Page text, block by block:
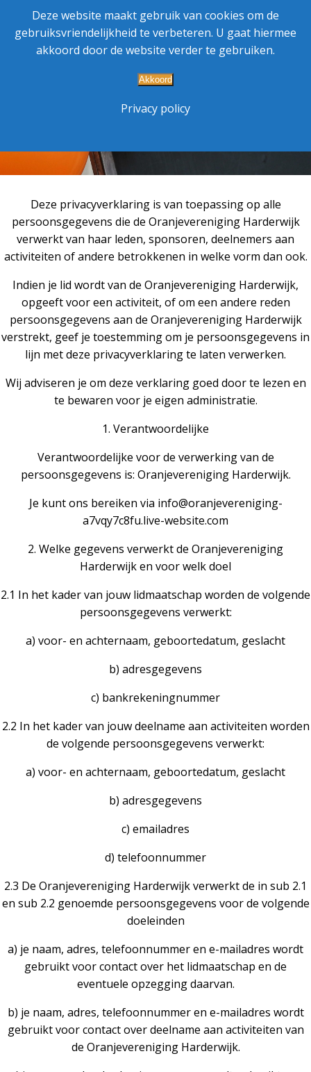
naar
de
inhoud
Oranjevereniging Harderwijk
Deze privacyverklaring is van toepassing op alle
persoonsgegevens die de Oranjevereniging Harderwijk
verwerkt van haar leden, sponsoren, deelnemers aan
activiteiten of andere betrokkenen in welke vorm dan ook.
Indien je lid wordt van de Oranjevereniging Harderwijk,
opgeeft voor een activiteit, of om een andere reden
persoonsgegevens aan de Oranjevereniging Harderwijk
verstrekt, geef je toestemming om je persoonsgegevens in
lijn met deze privacyverklaring te laten verwerken.
Wij adviseren je om deze verklaring goed door te lezen en
te bewaren voor je eigen administratie.
1. Verantwoordelijke
Verantwoordelijke voor de verwerking van de
persoonsgegevens is: Oranjevereniging Harderwijk.
Je kunt ons bereiken via info@oranjevereniging-
a7vqy7c8fu.live-website.com
2. Welke gegevens verwerkt de Oranjevereniging
Harderwijk en voor welk doel
2.1 In het kader van jouw lidmaatschap worden de volgende
persoonsgegevens verwerkt:
a) voor- en achternaam, geboortedatum, geslacht
b) adresgegevens
c) bankrekeningnummer
2.2 In het kader van jouw deelname aan activiteiten worden
de volgende persoonsgegevens verwerkt:
a) voor- en achternaam, geboortedatum, geslacht
b) adresgegevens
c) emailadres
d) telefoonnummer
2.3 De Oranjevereniging Harderwijk verwerkt de in sub 2.1
en sub 2.2 genoemde persoonsgegevens voor de volgende
doeleinden
a) je naam, adres, telefoonnummer en e-mailadres wordt
gebruikt voor contact over het lidmaatschap en de
eventuele opzegging daarvan.
b) je naam, adres, telefoonnummer en e-mailadres wordt
gebruikt voor contact over deelname aan activiteiten van
de Oranjevereniging Harderwijk.
Deze website maakt gebruik van cookies om de
gebruiksvriendelijkheid te verbeteren. U gaat hiermee
akkoord door de website verder te gebruiken.
Akkoord
Privacy policy